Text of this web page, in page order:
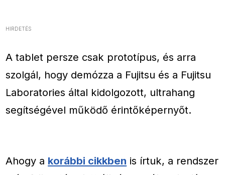
HIRDETÉS
A tablet persze csak prototípus, és arra
szolgál, hogy demózza a Fujitsu és a Fujitsu
Laboratories által kidolgozott, ultrahang
segítségével működő érintőképernyőt.
Ahogy a korábbi cikkben is írtuk, a rendszer